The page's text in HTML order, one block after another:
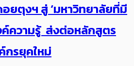
ยตุงฯ สู่ ‘มหาวิทยาลัยที่มี
ความรู้ ส่งต่อหลักสูตร
กรยุคใหม่